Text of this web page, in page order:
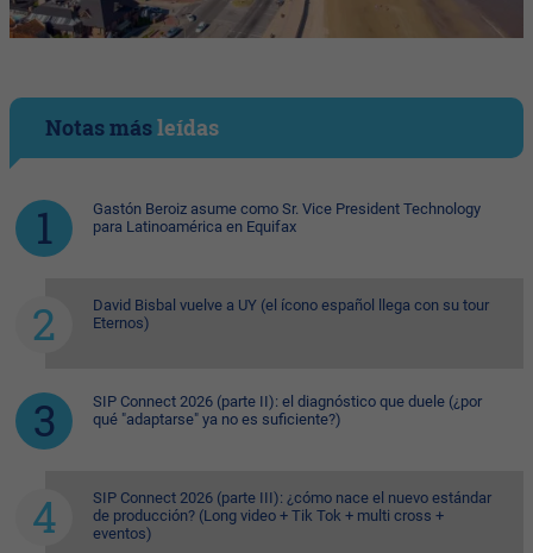
Notas másleídas
Gastón Beroiz asume como Sr. Vice President Technology
para Latinoamérica en Equifax
David Bisbal vuelve a UY (el ícono español llega con su tour
Eternos)
SIP Connect 2026 (parte II): el diagnóstico que duele (¿por
qué "adaptarse" ya no es suficiente?)
SIP Connect 2026 (parte III): ¿cómo nace el nuevo estándar
de producción? (Long video + Tik Tok + multi cross +
eventos)